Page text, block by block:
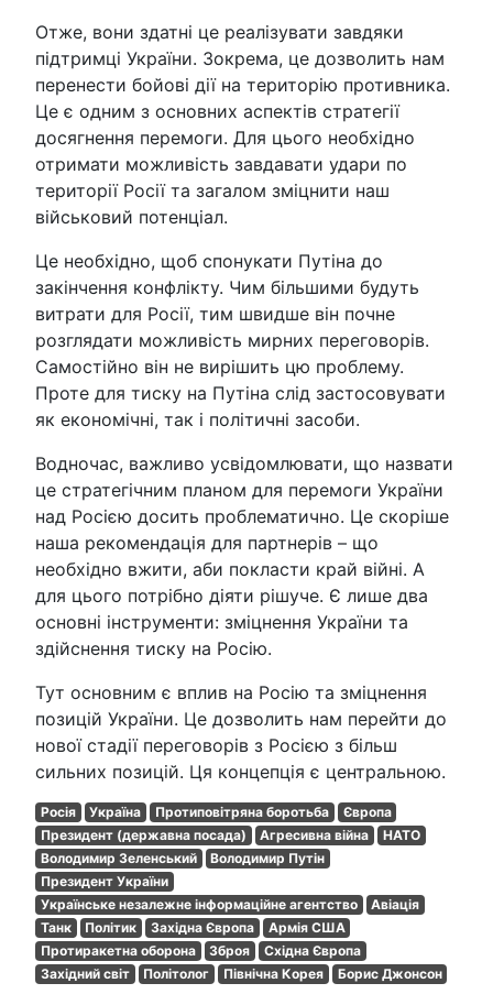
Отже, вони здатні це реалізувати завдяки
підтримці України. Зокрема, це дозволить нам
перенести бойові дії на територію противника.
Це є одним з основних аспектів стратегії
досягнення перемоги. Для цього необхідно
отримати можливість завдавати удари по
території Росії та загалом зміцнити наш
військовий потенціал.
Це необхідно, щоб спонукати Путіна до
закінчення конфлікту. Чим більшими будуть
витрати для Росії, тим швидше він почне
розглядати можливість мирних переговорів.
Самостійно він не вирішить цю проблему.
Проте для тиску на Путіна слід застосовувати
як економічні, так і політичні засоби.
Водночас, важливо усвідомлювати, що назвати
це стратегічним планом для перемоги України
над Росією досить проблематично. Це скоріше
наша рекомендація для партнерів – що
необхідно вжити, аби покласти край війні. А
для цього потрібно діяти рішуче. Є лише два
основні інструменти: зміцнення України та
здійснення тиску на Росію.
Тут основним є вплив на Росію та зміцнення
позицій України. Це дозволить нам перейти до
нової стадії переговорів з Росією з більш
сильних позицій. Ця концепція є центральною.
Росія Україна Протиповітряна боротьба
Європа
Президент (державна посада)
Агресивна війна
НАТО
Володимир Зеленський
Володимир Путін
Президент України
Українське незалежне інформаційне агентство
Авіація
Танк
Політик Західна Європа
Армія США
Протиракетна оборона
Зброя
Східна Європа
Західний світ
Політолог Північна Корея Борис Джонсон